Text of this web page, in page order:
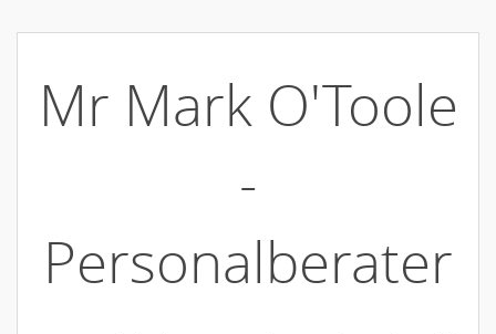
Mr Mark O'Toole
-
Personalberater